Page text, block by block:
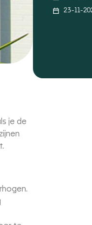
je de
23-11-